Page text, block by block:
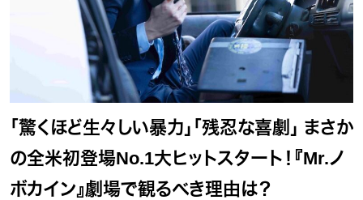
「驚くほど生々しい暴力」「残忍な喜劇」 まさか
の全米初登場No.1大ヒットスタート！『Mr.ノ
ボカイン』劇場で観るべき理由は？